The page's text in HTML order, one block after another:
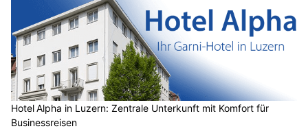
Hotel Alpha in Luzern: Zentrale Unterkunft mit Komfort für
Businessreisen